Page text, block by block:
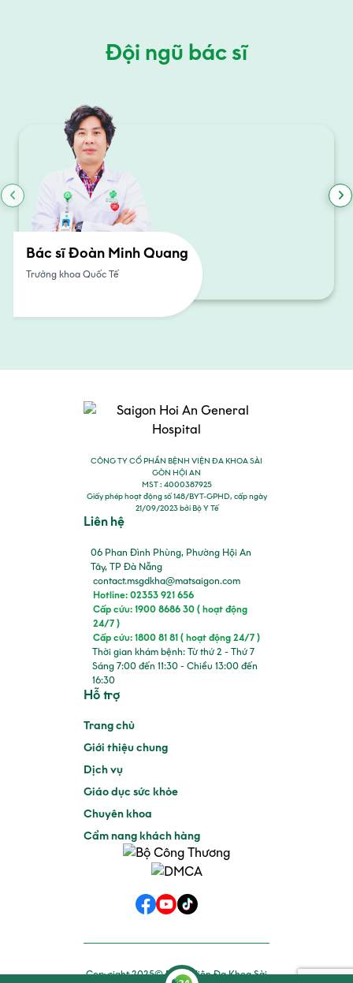
Đội ngũ bác sĩ
Bác sĩ Đoàn Minh Quang
Trưởng khoa Quốc Tế
CÔNG TY CỔ PHẦN BỆNH VIỆN ĐA KHOA SÀI
GÒN HỘI AN
MST : 4000387925
Giấy phép hoạt động số 148/BYT-GPHD, cấp ngày
21/09/2023 bởi Bộ Y Tế
Liên hệ
06 Phan Đình Phùng, Phường Hội An
Tây, TP Đà Nẵng
contact.msgdkha@matsaigon.com
Hotline: 02353 921 656
Cấp cứu: 1900 8686 30 ( hoạt động
24/7 )
Cấp cứu: 1800 81 81 ( hoạt động 24/7 )
Thời gian khám bệnh: Từ thứ 2 - Thứ 7
Sáng 7:00 đến 11:30 - Chiều 13:00 đến
16:30
Hỗ trợ
Trang chủ
Giới thiệu chung
Dịch vụ
Giáo dục sức khỏe
Chuyên khoa
Cẩm nang khách hàng
Copyright 2025© Bệnh Viện Đa Khoa Sài